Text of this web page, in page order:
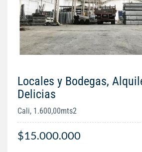
Locales y Bodegas,
Delicias
Cali, 1.600,00mts2
$15.000.000